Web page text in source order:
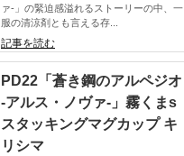
ァ-」の緊迫感溢れるストーリーの中、一
服の清涼剤とも言える存...
記事を読む
PD22「蒼き鋼のアルペジオ
-アルス・ノヴァ-」霧くまs
スタッキングマグカップ キ
リシマ